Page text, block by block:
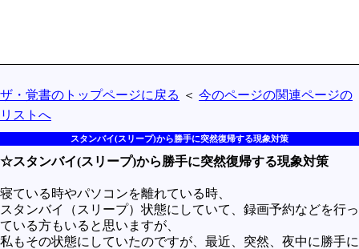
投資とか
時事ネタ
自然
地理とか
宇宙とか地球
ハイテク・デジタルとか
ザ・覚書のトップページに戻る ＜ 今のページの関連ページの
リストへ
スタンバイ(スリープ)から勝手に突然復帰する現象対策
☆スタンバイ(スリープ)から勝手に突然復帰する現象対策
寝ている時やパソコンを離れている時、
スタンバイ（スリープ）状態にしていて、録画予約などを行っ
ている方もいると思いますが、
私もその状態にしていたのですが、最近、突然、夜中に勝手に